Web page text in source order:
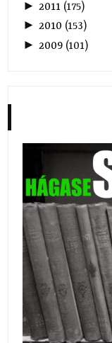
► 2011 (175)
►2010 (153)
► 2009 (101)